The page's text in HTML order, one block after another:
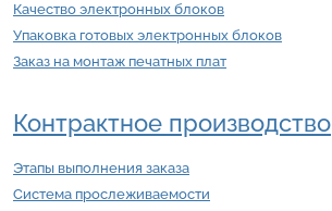
Качество электронных блоков
Упаковка готовых электронных блоков
Заказ на монтаж печатных плат
Контрактное производство
Этапы выполнения заказа
Система прослеживаемости